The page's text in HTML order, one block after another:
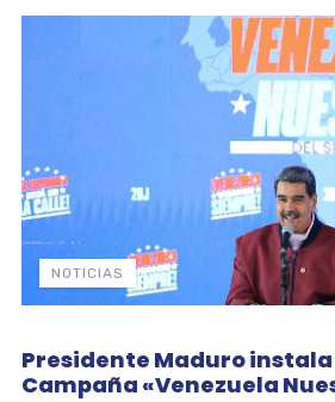
NOTICIAS
Presidente Maduro
Campaña «Venezuela